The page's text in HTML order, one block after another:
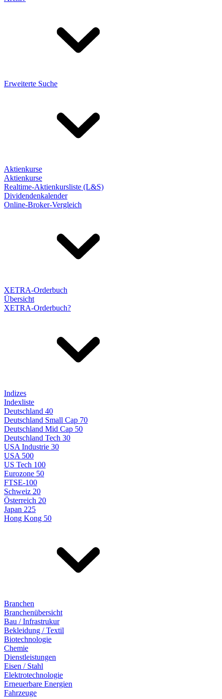
Erweiterte Suche
Aktienkurse
Aktienkurse
Realtime-Aktienkursliste (L&S)
Dividendenkalender
Online-Broker-Vergleich
XETRA-Orderbuch
Übersicht
XETRA-Orderbuch?
Indizes
Indexliste
Deutschland 40
Deutschland Small Cap 70
Deutschland Mid Cap 50
Deutschland Tech 30
USA Industrie 30
USA 500
US Tech 100
Eurozone 50
FTSE-100
Schweiz 20
Österreich 20
Japan 225
Hong Kong 50
Branchen
Branchenübersicht
Bau / Infrastrukur
Bekleidung / Textil
Biotechnologie
Chemie
Dienstleistungen
Eisen / Stahl
Elektrotechnologie
Erneuerbare Energien
Fahrzeuge